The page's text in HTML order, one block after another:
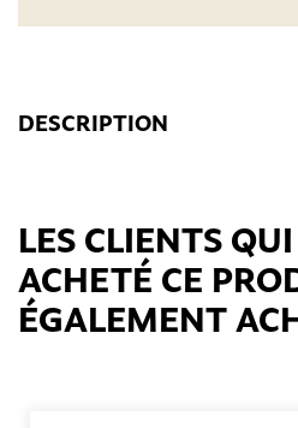
DESCRIPTION
LES CLIENTS
ACHETÉ CE
ÉGALEMENT